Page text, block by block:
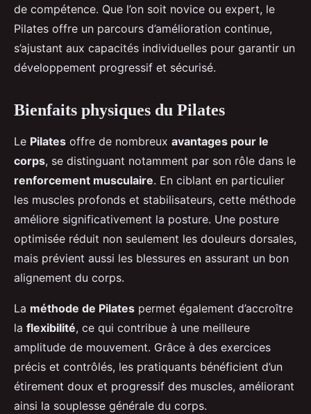
de compétence. Que l’on soit novice ou expert, le
Pilates offre un parcours d’amélioration continue,
s’ajustant aux capacités individuelles pour garantir un
développement progressif et sécurisé.
Bienfaits physiques du Pilates
Le Pilates offre de nombreux avantages pour le
corps, se distinguant notamment par son rôle dans le
renforcement musculaire. En ciblant en particulier
les muscles profonds et stabilisateurs, cette méthode
améliore significativement la posture. Une posture
optimisée réduit non seulement les douleurs dorsales,
mais prévient aussi les blessures en assurant un bon
alignement du corps.
La méthode de Pilates permet également d’accroître
la flexibilité, ce qui contribue à une meilleure
amplitude de mouvement. Grâce à des exercices
précis et contrôlés, les pratiquants bénéficient d’un
étirement doux et progressif des muscles, améliorant
ainsi la souplesse générale du corps.